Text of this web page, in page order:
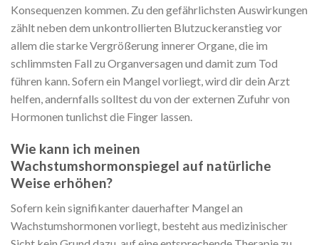
Konsequenzen kommen. Zu den gefährlichsten Auswirkungen
zählt neben dem unkontrollierten Blutzuckeranstieg vor
allem die starke Vergrößerung innerer Organe, die im
schlimmsten Fall zu Organversagen und damit zum Tod
führen kann. Sofern ein Mangel vorliegt, wird dir dein Arzt
helfen, andernfalls solltest du von der externen Zufuhr von
Hormonen tunlichst die Finger lassen.
Wie kann ich meinen
Wachstumshormonspiegel auf natürliche
Weise erhöhen?
Sofern kein signifikanter dauerhafter Mangel an
Wachstumshormonen vorliegt, besteht aus medizinischer